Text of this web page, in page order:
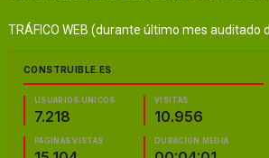
TRÁFICO WEB (durante último mes auditado